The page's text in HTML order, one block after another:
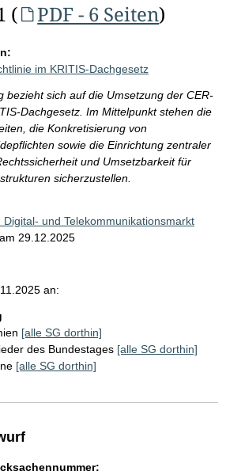
(
PDF - 6 Seiten)
im KRITIS-Dachgesetz
bezieht sich auf die Umsetzung der CER-
Dachgesetz. Im Mittelpunkt stehen die
die Konkretisierung von
sowie die Einrichtung zentraler
und Umsetzbarkeit für
sicherzustellen.
und Telekommunikationsmarkt
am 29.12.2025
an:
[alle SG dorthin]
des Bundestages [alle SG dorthin]
[alle SG dorthin]